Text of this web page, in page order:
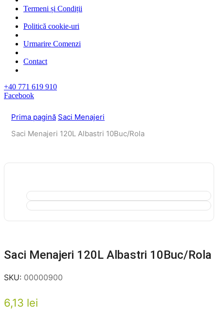
Termeni și Condiții
Politică cookie-uri
Urmarire Comenzi
Contact
+40 771 619 910
Facebook
Prima pagină Saci Menajeri
Saci Menajeri 120L Albastri 10Buc/Rola
Saci Menajeri 120L Albastri 10Buc/Rola
SKU: 00000900
6,13 lei